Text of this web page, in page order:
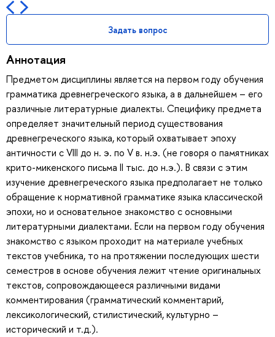
Задать вопрос
Аннотация
Предметом дисциплины является на первом году обучения
грамматика древнегреческого языка, а в дальнейшем – его
различные литературные диалекты. Специфику предмета
определяет значительный период существования
древнегреческого языка, который охватывает эпоху
античности с VIII до н. э. по V в. н.э. (не говоря о памятниках
крито-микенского письма II тыс. до н.э.). В связи с этим
изучение древнегреческого языка предполагает не только
обращение к нормативной грамматике языка классической
эпохи, но и основательное знакомство с основными
литературными диалектами. Если на первом году обучения
знакомство с языком проходит на материале учебных
текстов учебника, то на протяжении последующих шести
семестров в основе обучения лежит чтение оригинальных
текстов, сопровождающееся различными видами
комментирования (грамматический комментарий,
лексикологический, стилистический, культурно –
исторический и т.д.).